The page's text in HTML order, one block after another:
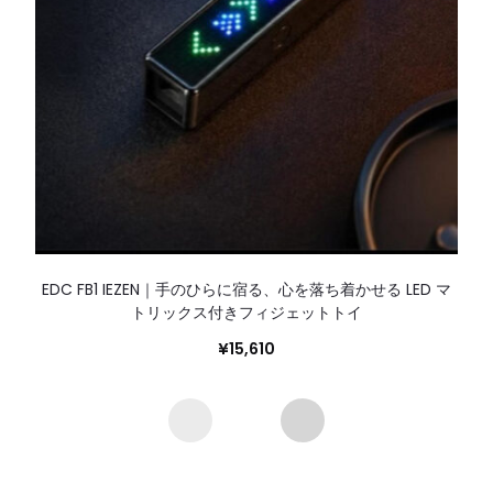
EDC FB1 IEZEN｜手のひらに宿る、心を落ち着かせる LED マ
トリックス付きフィジェットトイ
¥15,610